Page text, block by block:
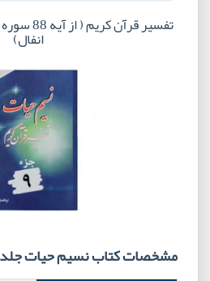
انفال)
مشخصات کتاب نسیم حیات